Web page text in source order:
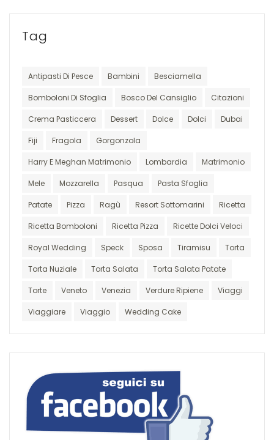
Tag
Antipasti Di Pesce Bambini Besciamella
Bomboloni Di Sfoglia Bosco Del Cansiglio Citazioni
Crema Pasticcera Dessert Dolce Dolci Dubai
Fiji Fragola Gorgonzola
Harry E Meghan Matrimonio Lombardia Matrimonio
Mele Mozzarella Pasqua Pasta Sfoglia
Patate Pizza Ragù Resort Sottomarini Ricetta
Ricetta Bomboloni Ricetta Pizza Ricette Dolci Veloci
Royal Wedding Speck Sposa Tiramisu Torta
Torta Nuziale Torta Salata Torta Salata Patate
Torte Veneto Venezia Verdure Ripiene Viaggi
Viaggiare Viaggio Wedding Cake